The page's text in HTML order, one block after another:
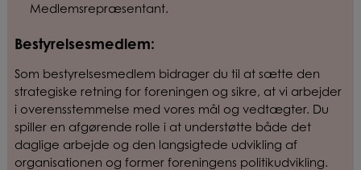
Medlemsrepræsentant.
Bestyrelsesmedlem:
Som bestyrelsesmedlem bidrager du til at sætte den
strategiske retning for foreningen og sikre, at vi arbejder
i overensstemmelse med vores mål og vedtægter. Du
spiller en afgørende rolle i at understøtte både det
daglige arbejde og den langsigtede udvikling af
organisationen og former foreningens politikudvikling.